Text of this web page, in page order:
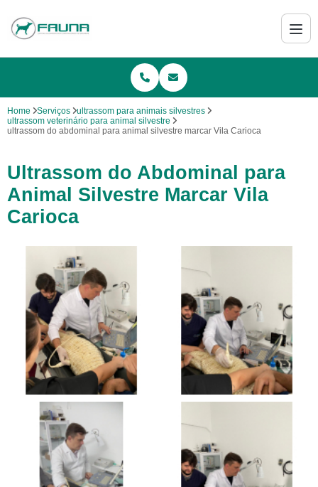
Home Serviços
ultrassom para animais silvestres
ultrassom veterinário para animal silvestre
ultrassom do abdominal para animal silvestre marcar Vila Carioca
Ultrassom do Abdominal para
Animal Silvestre Marcar Vila
Carioca